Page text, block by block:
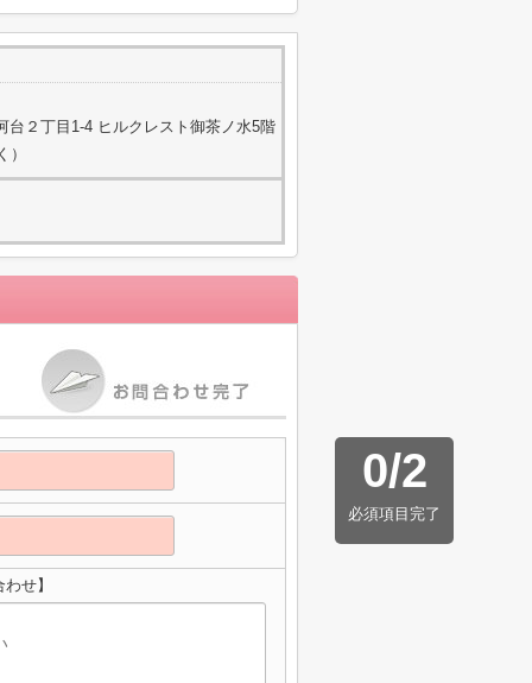
台２丁目1-4 ヒルクレスト御茶ノ水5階
0/2
必須項目完了
せ】